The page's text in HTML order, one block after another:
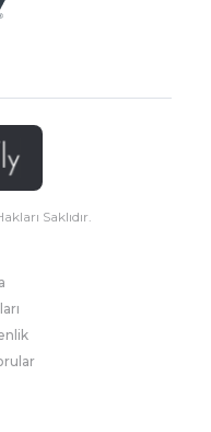
Saklıdır.